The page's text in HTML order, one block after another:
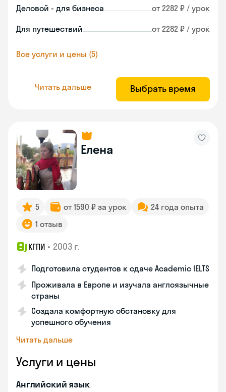
Деловой - для бизнеса от 2282 ₽ / урок
Для путешествий от 2282 ₽ / урок
Все услуги и цены (5)
Читать дальше Выбрать время
Елена
5 от 1590 ₽ за урок
24 года опыта
1 отзыв
КГПИ • 2003 г.
Подготовила студентов к сдаче Academic IELTS
Проживала в Европе и изучала англоязычные
страны
Создала комфортную обстановку для
успешного обучения
Читать дальше
Услуги и цены
Английский язык